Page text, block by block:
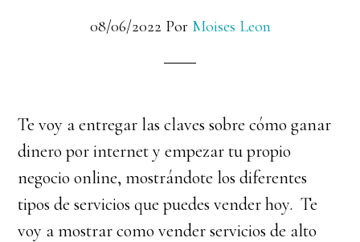
08/06/2022 Por Moises Leon
Te voy a entregar las claves sobre cómo ganar
dinero por internet y empezar tu propio
negocio online, mostrándote los diferentes
tipos de servicios que puedes vender hoy. Te
voy a mostrar como vender servicios de alto